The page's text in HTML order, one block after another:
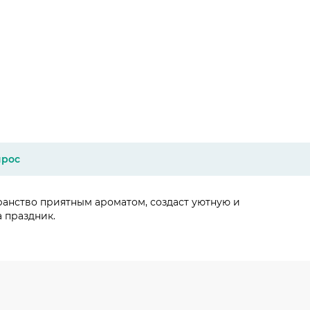
приятным ароматом, создаст уютную и
праздник.